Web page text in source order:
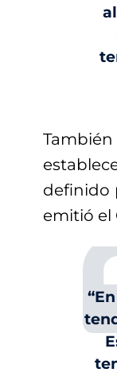
definido
emitió el